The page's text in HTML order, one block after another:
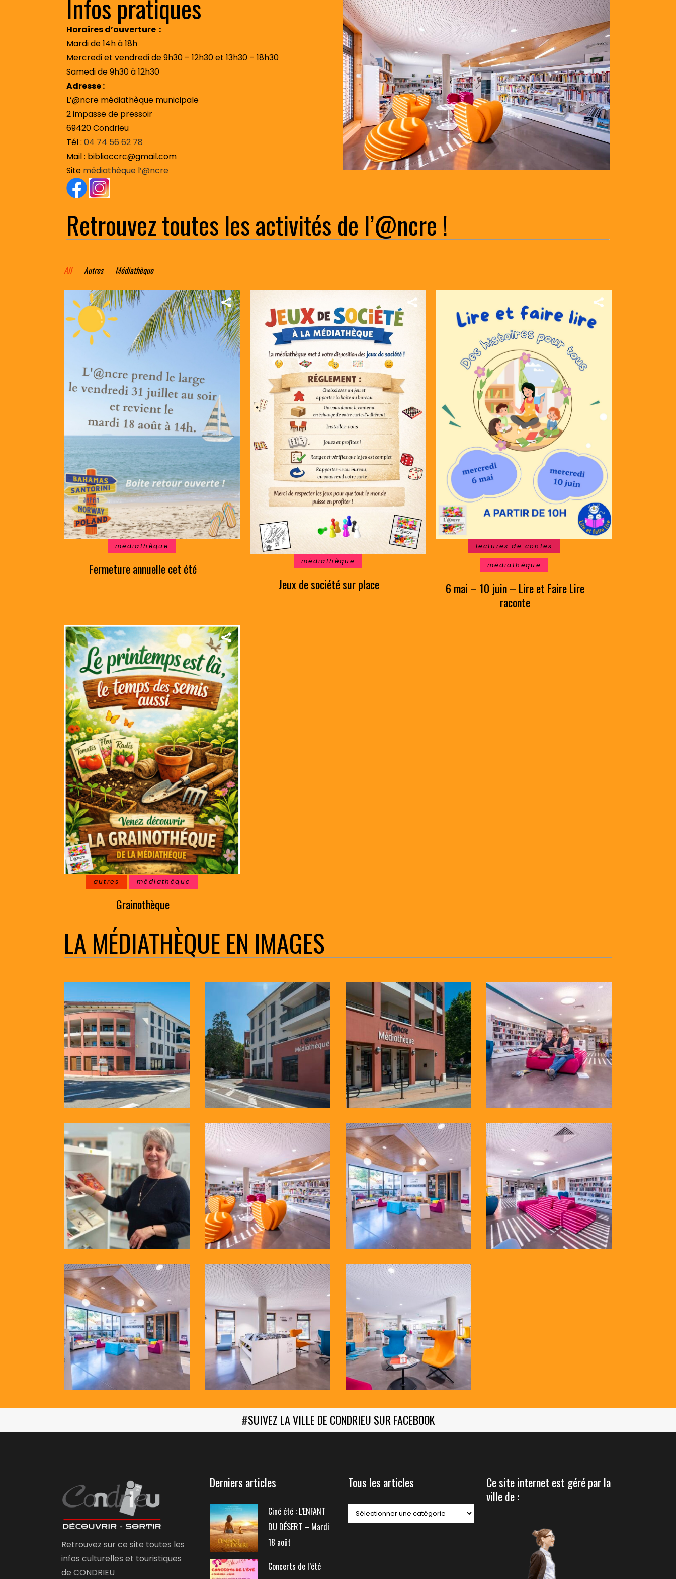
Infos pratiques
Horaires d’ouverture :
Mardi de 14h à 18h
Mercredi et vendredi de 9h30 – 12h30 et 13h30 – 18h30
Samedi de 9h30 à 12h30
Adresse :
L’@ncre médiathèque municipale
2 impasse de pressoir
69420 Condrieu
Tél : 04 74 56 62 78
Mail : biblioccrc@gmail.com
Site médiathèque l’@ncre
Retrouvez toutes les activités de l’@ncre !
All Autres Médiathèque
médiathèque
Fermeture annuelle cet été médiathèque
Jeux de société sur place
lectures de contes
médiathèque
6 mai – 10 juin – Lire et Faire Lire
raconte
autres médiathèque
Grainothèque
LA MÉDIATHÈQUE EN IMAGES
#SUIVEZ LA VILLE DE CONDRIEU SUR FACEBOOK
Retrouvez sur ce site toutes les
infos culturelles et touristiques
de CONDRIEU
Derniers articles
Ciné été : L’ENFANT
DU DÉSERT – Mardi
18 août
Concerts de l’été
Tous les articles
Ce site internet est géré par la
ville de :